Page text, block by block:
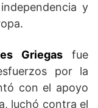
y
Griegas fue
por la
con el apoyo
luchó contra el